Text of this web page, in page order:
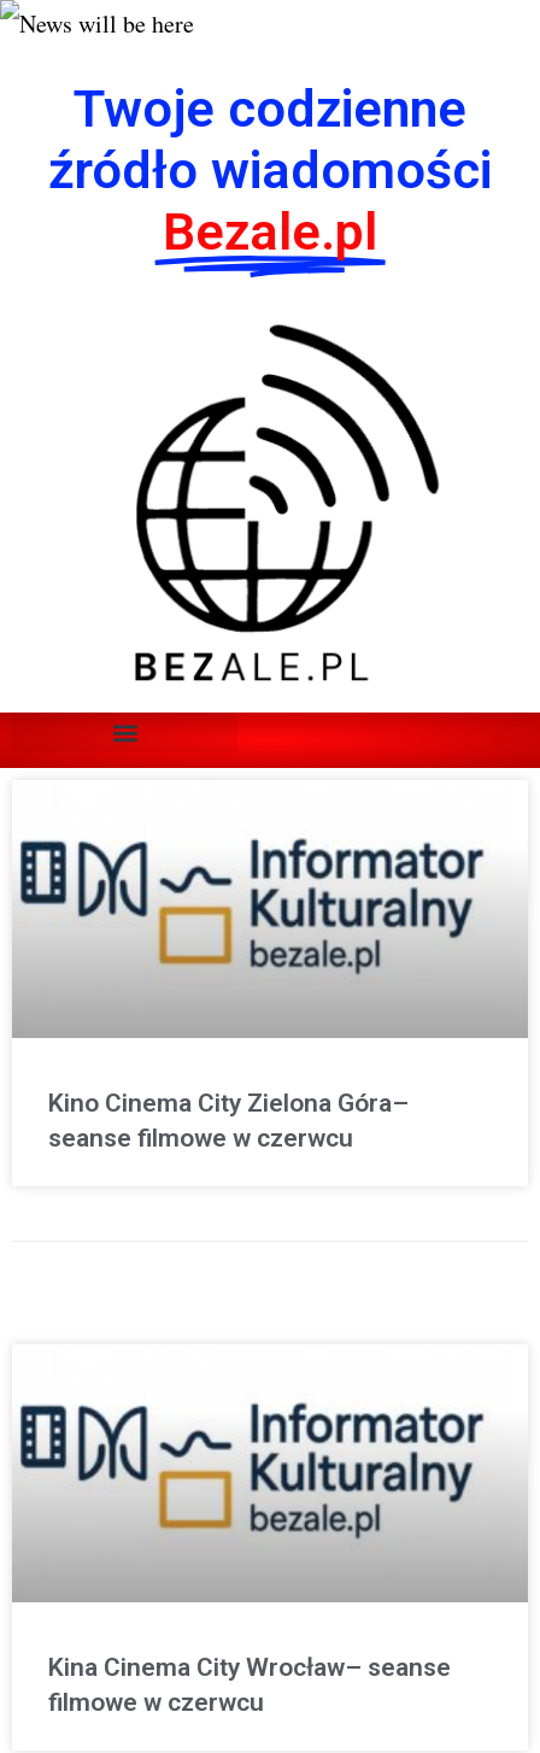
Twoje codzienne
źródło wiadomości
Bezale.pl
Kino Cinema City Zielona Góra–
seanse filmowe w czerwcu
Kina Cinema City Wrocław– seanse
filmowe w czerwcu